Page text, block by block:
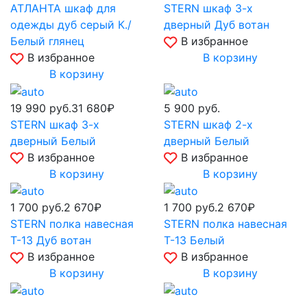
АТЛАНТА шкаф для
одежды дуб серый К./
Белый глянец
В избранное
В корзину
STERN шкаф 3-х
дверный Дуб вотан
В избранное
В корзину
19 990 руб.31 680₽
STERN шкаф 3-х
дверный Белый
В избранное
В корзину
5 900 руб.
STERN шкаф 2-х
дверный Белый
В избранное
В корзину
1 700 руб.2 670₽
STERN полка навесная
Т-13 Дуб вотан
В избранное
В корзину
1 700 руб.2 670₽
STERN полка навесная
Т-13 Белый
В избранное
В корзину